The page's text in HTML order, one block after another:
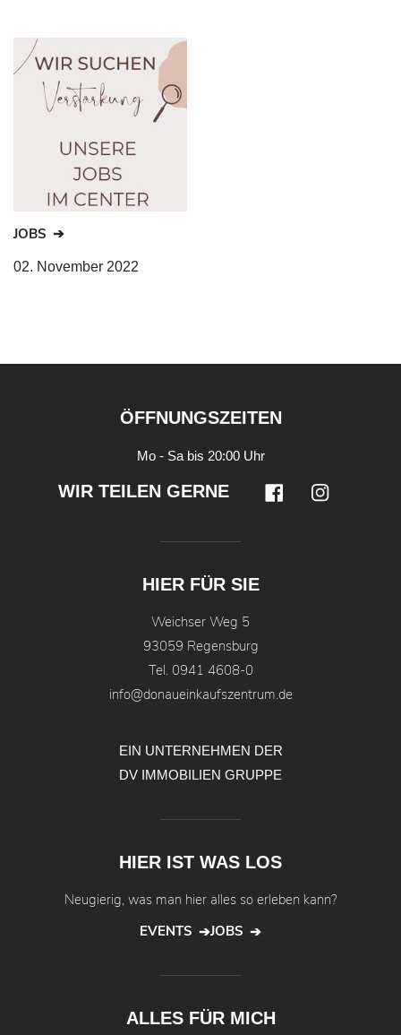
JOBS
02. November 2022
ÖFFNUNGSZEITEN
Mo - Sa bis 20:00 Uhr
WIR TEILEN GERNE
HIER FÜR SIE
Weichser Weg 5
93059 Regensburg
Tel. 0941 4608-0
info@donaueinkaufszentrum.de
EIN UNTERNEHMEN DER
DV IMMOBILIEN GRUPPE
HIER IST WAS LOS
Neugierig, was man hier alles so erleben kann?
EVENTS
JOBS
ALLES FÜR MICH